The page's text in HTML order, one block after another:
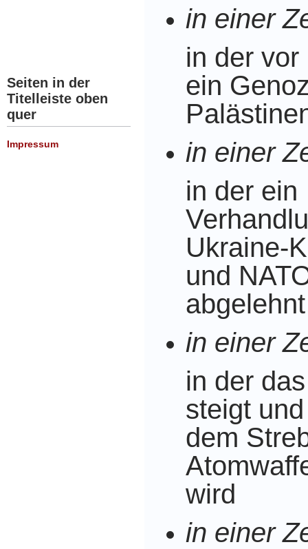
Seiten in der
Titelleiste oben
quer
Impressum
in einer
in der vor
ein
in einer
in der ein
Ukraine-
und
in einer
in der
steigt
dem
wird
in einer